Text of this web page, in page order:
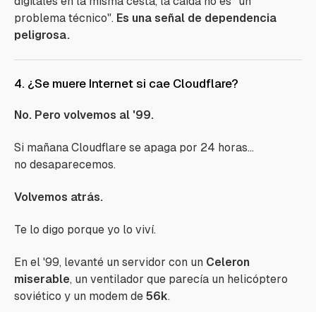
problema técnico". Es una señal de dependencia
peligrosa.
4. ¿Se muere Internet si cae Cloudflare?
No. Pero volvemos al '99.
Si mañana Cloudflare se apaga por 24 horas...
no desaparecemos.
Volvemos atrás.
Te lo digo porque yo lo viví.
En el '99, levanté un servidor con un Celeron
miserable, un ventilador que parecía un helicóptero
soviético y un modem de 56k.